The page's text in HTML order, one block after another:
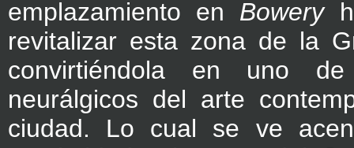
emplazamiento en Bowery
revitalizar esta zona de la
convirtiéndola en uno
neurálgicos del arte
ciudad. Lo cual se ve